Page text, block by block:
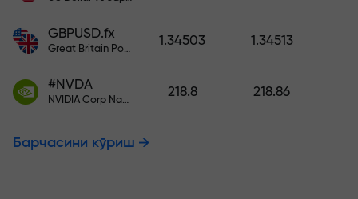
GBPUSD.fx
Great Britain Pound vs US Dollar
1.34503 1.34513
#NVDA
NVIDIA Corp Nasdaq Stock Exchange (Nasdaq) USD
218.8 218.86
Барчасини кўриш